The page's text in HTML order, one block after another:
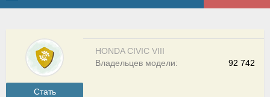
Cтать
HONDA CIVIC VIII
92 742
Владельцев модели: